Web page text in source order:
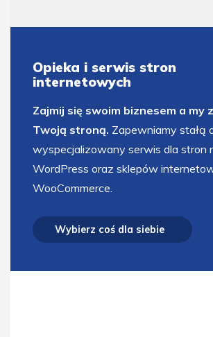
Opieka i serwis stron
internetowych
Zajmij się swoim biznesem a my
Twoją stroną. Zapewniamy stałą
wyspecjalizowany serwis dla stron
WordPress oraz sklepów
WooCommerce.
Wybierz coś dla siebie